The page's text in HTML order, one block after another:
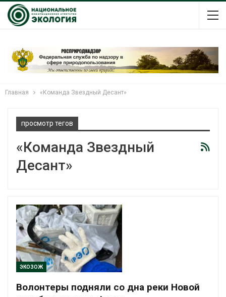
Главная «Команда Звездный Десант»
просмотр тегов
«Команда Звездный
Десант»
ЭКОЗОЖ
Волонтеры подняли со дна реки Новой